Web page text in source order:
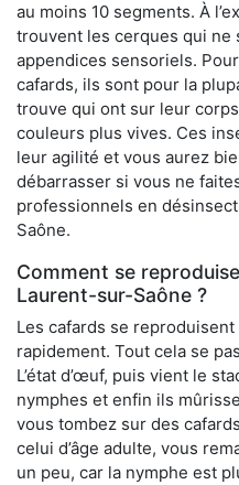
au moins 10 segments. À
trouvent les cerques qui ne
appendices sensoriels.
cafards, ils sont pour la
trouve qui ont sur leur
couleurs plus vives. Ces
leur agilité et vous aurez
débarrasser si vous ne
professionnels en
Saône.
Comment se
Laurent-sur-Saône ?
Les cafards se
rapidement. Tout cela se
L’état d’œuf, puis vient le
nymphes et enfin ils
vous tombez sur des
celui d’âge adulte, vous
un peu, car la nymphe est